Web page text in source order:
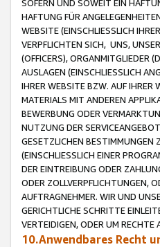
SOFERN UND SOWEIT EIN
HAFTUNG FÜR
WEBSITE (EINSCHLIESSLICH
VERPFLICHTEN SICH, UNS,
(OFFICERS), ORGANMITGLIEDER
AUSLAGEN (EINSCHLIESSLICH
IHRER WEBSITE BZW. AUF IHRER
MATERIALS MIT ANDEREN
BEWERBUNG ODER
NUTZUNG DER
GESETZLICHEN BESTIMMUNGEN
(EINSCHLIESSLICH EINER
DER EINTREIBUNG ODER
ODER ZOLLVERPFLICHTUNGEN,
AUFTRAGNEHMER. WIR UND
GERICHTLICHE SCHRITTE
VERTEIDIGEN, ODER UM
10.Anwendbares Recht